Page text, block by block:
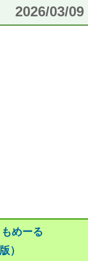
2026/03/
めーる
）